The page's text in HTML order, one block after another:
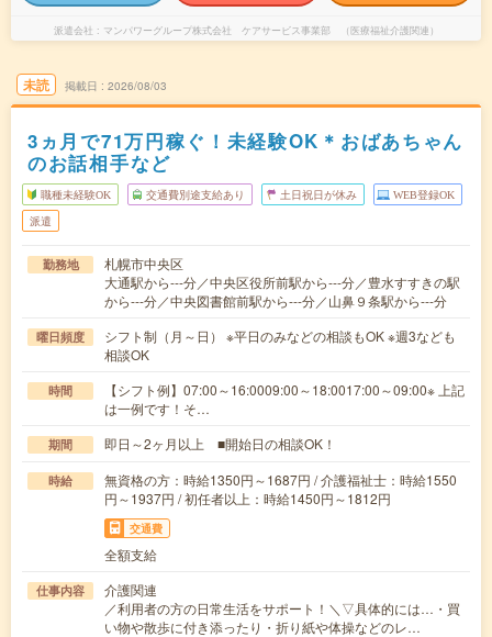
派遣会社 マンパワーグループ株式会社 ケアサービス事業部 （医療福祉介護関連）
未読 掲載日 2026/08/03
3ヵ月で71万円稼ぐ！未経験OK＊おばあちゃん
のお話相手など
職種未経験OK 交通費別途支給あり 土日祝日が休み WEB登録OK
派遣
勤務地
札幌市中央区
大通駅から---分／中央区役所前駅から---分／豊水すすきの駅
から---分／中央図書館前駅から---分／山鼻９条駅から---分
曜日頻度
シフト制（月～日） ※平日のみなどの相談もOK ※週3なども
相談OK
時間
【シフト例】07:00～16:0009:00～18:0017:00～09:00※ 上記
は一例です！そ…
期間 即日～2ヶ月以上 ■開始日の相談OK！
時給
無資格の方：時給1350円～1687円 / 介護福祉士：時給1550
円～1937円 / 初任者以上：時給1450円～1812円
交通費
全額支給
仕事内容
介護関連
／利用者の方の日常生活をサポート！＼▽具体的には…・買
い物や散歩に付き添ったり・折り紙や体操などのレ…